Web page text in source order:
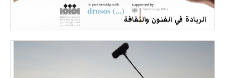
الريادة في الفنون والثقافة